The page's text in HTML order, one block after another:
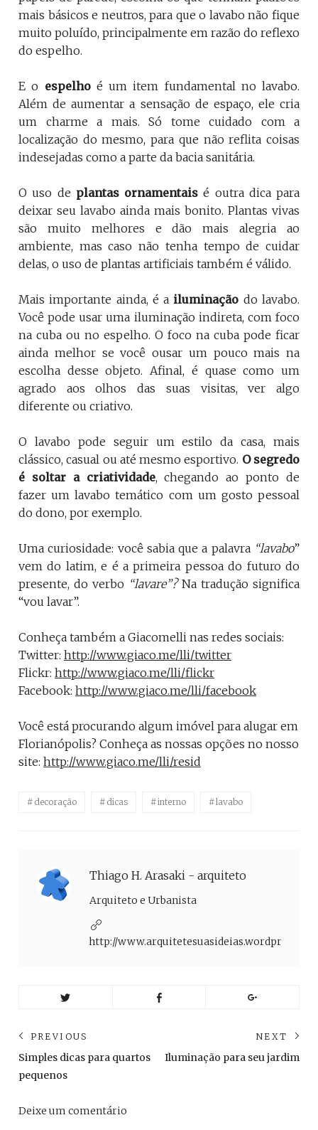
mais básicos e neutros, para que o lavabo não fique
muito poluído, principalmente em razão do reflexo
do espelho.
E o espelhoé um item fundamental no lavabo.
Além de aumentar a sensação de espaço, ele cria
um charme a mais. Só tome cuidado com a
localização do mesmo, para que não reflita coisas
indesejadas como a parte da bacia sanitária.
O uso de plantas ornamentais é outra dica para
deixar seu lavabo ainda mais bonito. Plantas vivas
são muito melhores e dão mais alegria ao
ambiente, mas caso não tenha tempo de cuidar
delas, o uso de plantas artificiais também é válido.
Mais importante ainda, é a iluminação do lavabo.
Você pode usar uma iluminação indireta, com foco
na cuba ou no espelho. O foco na cuba pode ficar
ainda melhor se você ousar um pouco mais na
escolha desse objeto. Afinal, é quase como um
agrado aos olhos das suas visitas, ver algo
diferente ou criativo.
O lavabo pode seguir um estilo da casa, mais
clássico, casual ou até mesmo esportivo. O segredo
é soltar a criatividade, chegando ao ponto de
fazer um lavabo temático com um gosto pessoal
do dono, por exemplo.
Uma curiosidade: você sabia que a palavra “lavabo”
vem do latim, e é a primeira pessoa do futuro do
presente, do verbo “lavare”? Na tradução significa
“vou lavar”.
Conheça também a Giacomelli nas redes sociais:
Twitter: http://www.giaco.me/lli/twitter
Flickr: http://www.giaco.me/lli/flickr
Facebook: http://www.giaco.me/lli/facebook
Você está procurando algum imóvel para alugar em
Florianópolis? Conheça as nossas opções no nosso
site: http://www.giaco.me/lli/resid
decoração dicas interno lavabo
Thiago H. Arasaki - arquiteto
Arquiteto e Urbanista
http://
Navegação
de
Post
PREVIOUS
Previous
Simples dicas para quartos
pequenos
NEXT
Iluminação para seu jardim
Deixe um comentário